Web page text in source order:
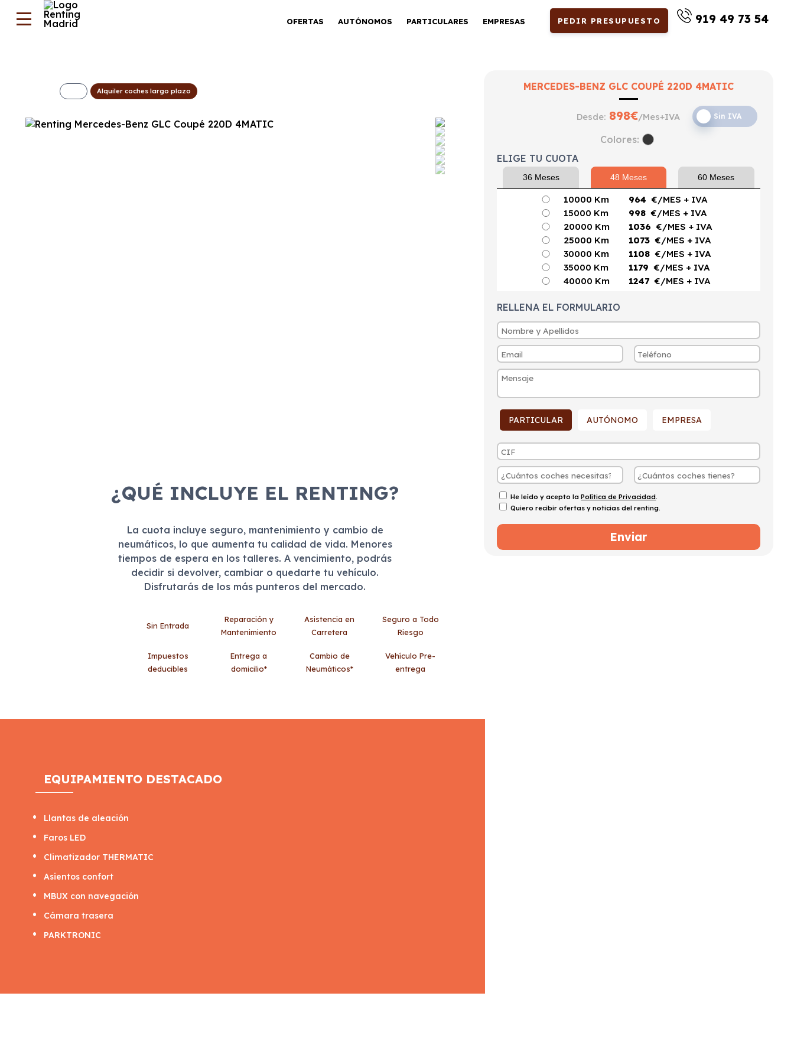
OFERTAS AUTÓNOMOS PARTICULARES EMPRESAS PEDIR PRESUPUESTO 919 49 73 54
Alquiler coches largo plazo
Mercedes-Benz GLC Coupé 220D 4MATIC
¿QUÉ INCLUYE EL RENTING?
La cuota incluye seguro, mantenimiento y cambio de
neumáticos, lo que aumenta tu calidad de vida. Menores
tiempos de espera en los talleres. A vencimiento, podrás
decidir si devolver, cambiar o quedarte tu vehículo.
Disfrutarás de los más punteros del mercado.
Sin Entrada
Reparación y
Mantenimiento
Asistencia en
Carretera
Seguro a Todo
Riesgo
Impuestos
deducibles
Entrega a
domicilio*
Cambio de
Neumáticos*
Vehículo Pre-
entrega
EQUIPAMIENTO DESTACADO
Llantas de aleación
Faros LED
Climatizador THERMATIC
Asientos confort
MBUX con navegación
Cámara trasera
PARKTRONIC
MERCEDES-BENZ GLC COUPÉ 220D 4MATIC
Desde: 898€/Mes+IVA Sin IVA
Colores:
ELIGE TU CUOTA
36 Meses 48 Meses 60 Meses
10000 Km 964 €/MES + IVA
15000 Km
998 €/MES + IVA
20000 Km
1036 €/MES + IVA
25000 Km
1073 €/MES + IVA
30000 Km
1108 €/MES + IVA
35000 Km
1179 €/MES + IVA
40000 Km
1247 €/MES + IVA
RELLENA EL FORMULARIO
PARTICULAR AUTÓNOMO EMPRESA
He leído y acepto laPolítica de Privacidad.
Quiero recibir ofertas y noticias del renting.